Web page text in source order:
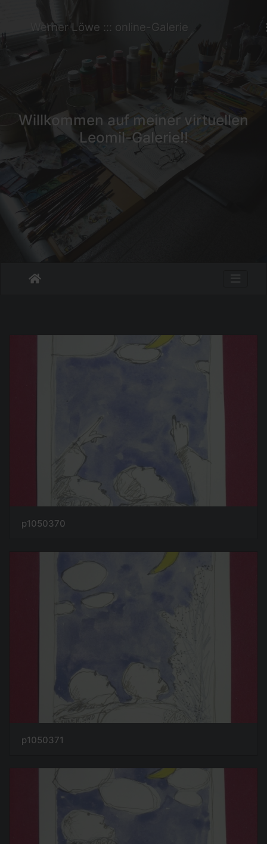
Werner Löwe ::: online-Galerie
Willkommen auf meiner virtuellen
Leomil-Galerie!!
p1050370
p1050371